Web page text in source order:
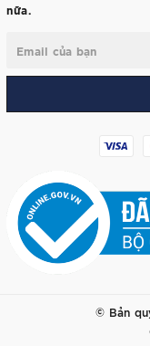
nữa.
© Bản